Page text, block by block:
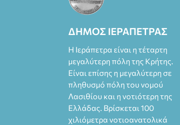
ΔΗΜΟΣ ΙΕΡΑΠΕΤΡΑΣ
Η Ιεράπετρα είναι η τέταρτη
μεγαλύτερη πόλη της Κρήτης.
Είναι επίσης η μεγαλύτερη σε
πληθυσμό πόλη του νομού
Λασιθίου και η νοτιότερη της
Ελλάδας. Βρίσκεται 100
χιλιόμετρα νοτιοανατολικά